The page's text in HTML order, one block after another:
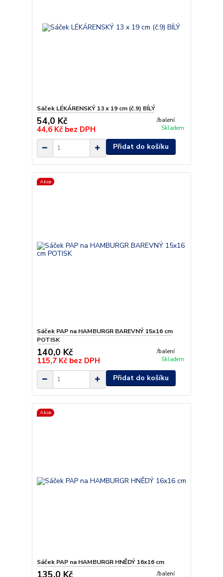
Sáček LÉKÁRENSKÝ 13 x 19 cm (č.9) BÍLÝ
54,0 Kč /balení
44,6 Kč bez DPH Skladem
Přidat do košíku
Akce
Sáček PAP na HAMBURGR BAREVNÝ 15x16 cm
POTISK
140,0 Kč /balení
115,7 Kč bez DPH Skladem
Přidat do košíku
Akce
Sáček PAP na HAMBURGR HNĚDÝ 16x16 cm
135,0 Kč /balení